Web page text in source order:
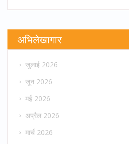
अभिलेखागार
जुलाई 2026
जून 2026
मई 2026
अप्रैल 2026
मार्च 2026